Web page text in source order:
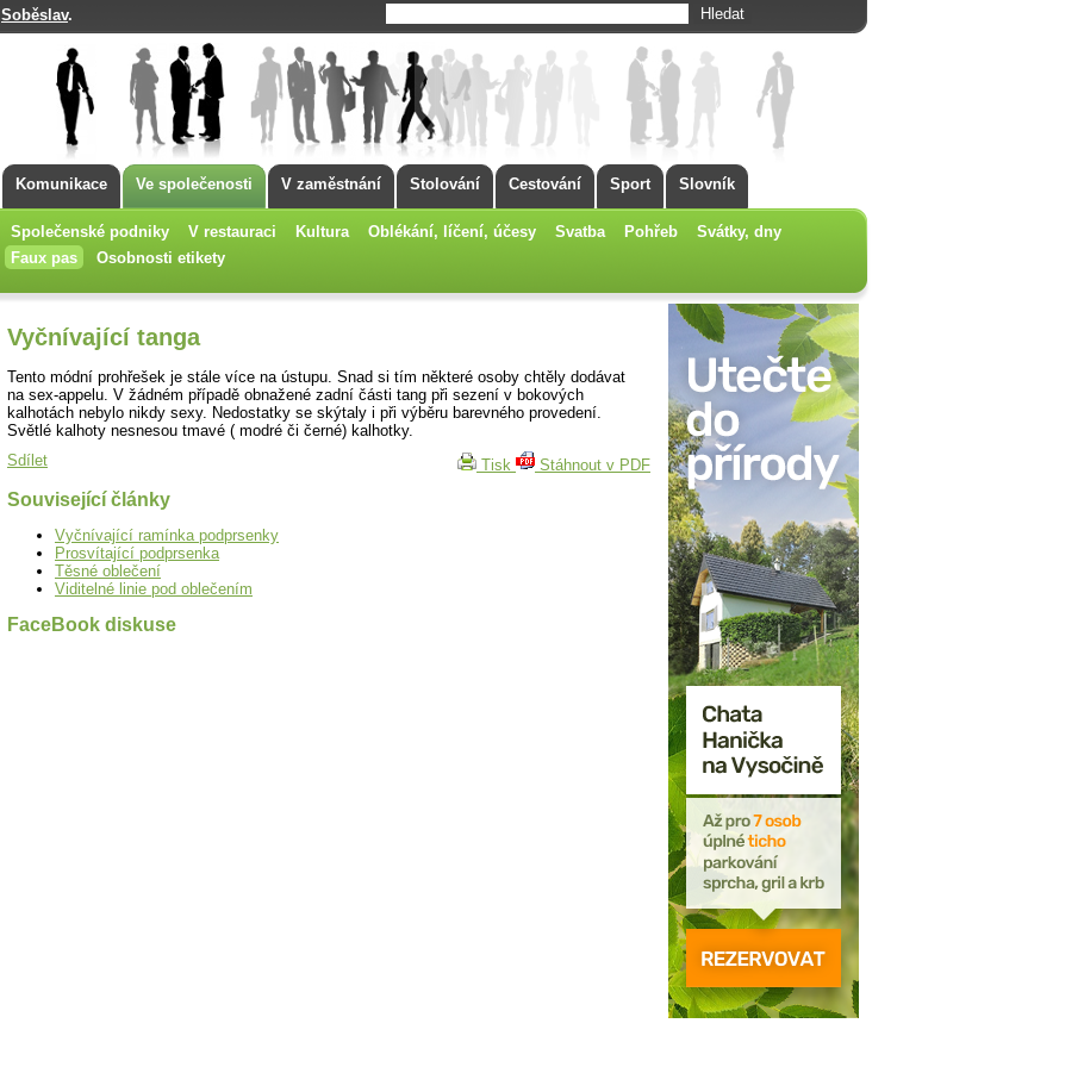
Soběslav.
Komunikace Ve společenosti V zaměstnání Stolování Cestování Sport Slovník
Společenské podniky V restauraci Kultura Oblékání, líčení, účesy Svatba Pohřeb
Svátky, dny
Faux pas
Osobnosti etikety
Vyčnívající tanga
Tento módní prohřešek je stále více na ústupu. Snad si tím některé osoby chtěly dodávat
na sex-appelu. V žádném případě obnažené zadní části tang při sezení v bokových
kalhotách nebylo nikdy sexy. Nedostatky se skýtaly i při výběru barevného provedení.
Světlé kalhoty nesnesou tmavé ( modré či černé) kalhotky.
Sdílet
Tisk Stáhnout v PDF
Související články
Vyčnívající ramínka podprsenky
Prosvítající podprsenka
Těsné oblečení
Viditelné linie pod oblečením
FaceBook diskuse